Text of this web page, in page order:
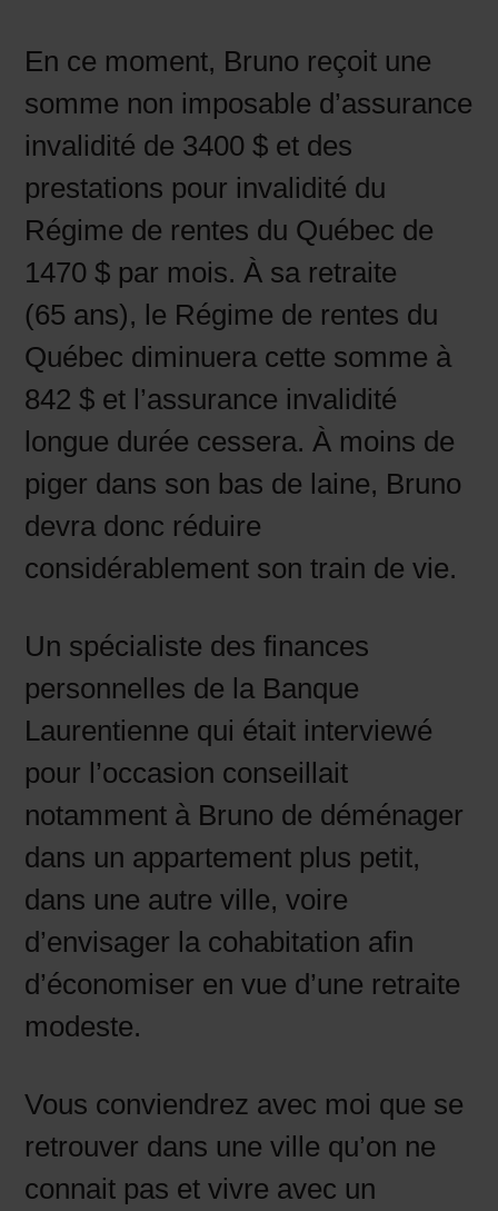
En ce moment, Bruno reçoit une
somme non imposable d’assurance
invalidité de 3400 $ et des
prestations pour invalidité du
Régime de rentes du Québec de
1470 $ par mois. À sa retraite
(65 ans), le Régime de rentes du
Québec diminuera cette somme à
842 $ et l’assurance invalidité
longue durée cessera. À moins de
piger dans son bas de laine, Bruno
devra donc réduire
considérablement son train de vie.
Un spécialiste des finances
personnelles de la Banque
Laurentienne qui était interviewé
pour l’occasion conseillait
notamment à Bruno de déménager
dans un appartement plus petit,
dans une autre ville, voire
d’envisager la cohabitation afin
d’économiser en vue d’une retraite
modeste.
Vous conviendrez avec moi que se
retrouver dans une ville qu’on ne
connait pas et vivre avec un